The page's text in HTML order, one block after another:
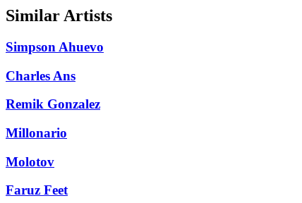
Similar Artists
Simpson Ahuevo
Charles Ans
Remik Gonzalez
Millonario
Molotov
Faruz Feet